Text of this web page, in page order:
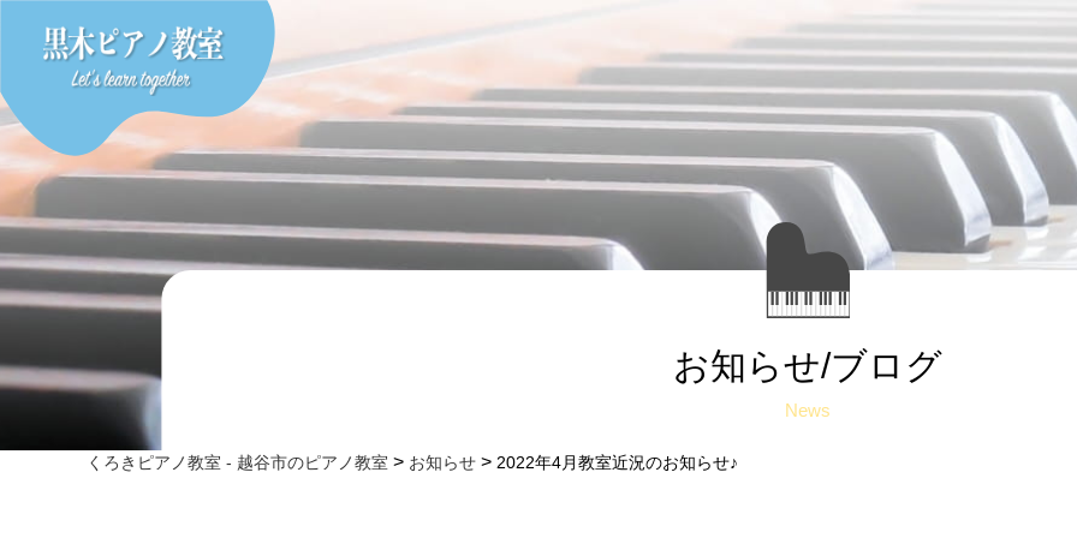
お知らせ/ブログ
News
くろきピアノ教室 - 越谷市のピアノ教室 > お知らせ > 2022年4月教室近況のお知らせ♪